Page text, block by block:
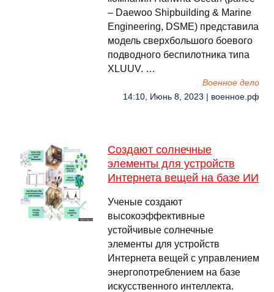
– Daewoo Shipbuilding & Marine
Engineering, DSME) представила
модель сверхбольшого боевого
подводного беспилотника типа
XLUUV. …
Военное дело
14:10, Июнь 8, 2023 | военное.рф
Создают солнечные
элементы для устройств
Интернета вещей на базе ИИ
Ученые создают
высокоэффективные
устойчивые солнечные
элементы для устройств
Интернета вещей с управлением
энергопотреблением на базе
искусственного интеллекта.